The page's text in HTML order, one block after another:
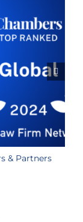
& Partners